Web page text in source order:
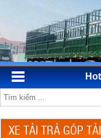
XE TẢI TRẢ GÓP